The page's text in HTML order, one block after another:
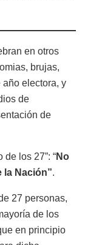
en otros
brujas,
año electora, y
de
de
los 27”: “No
la Nación”.
27 personas,
de los
en principio